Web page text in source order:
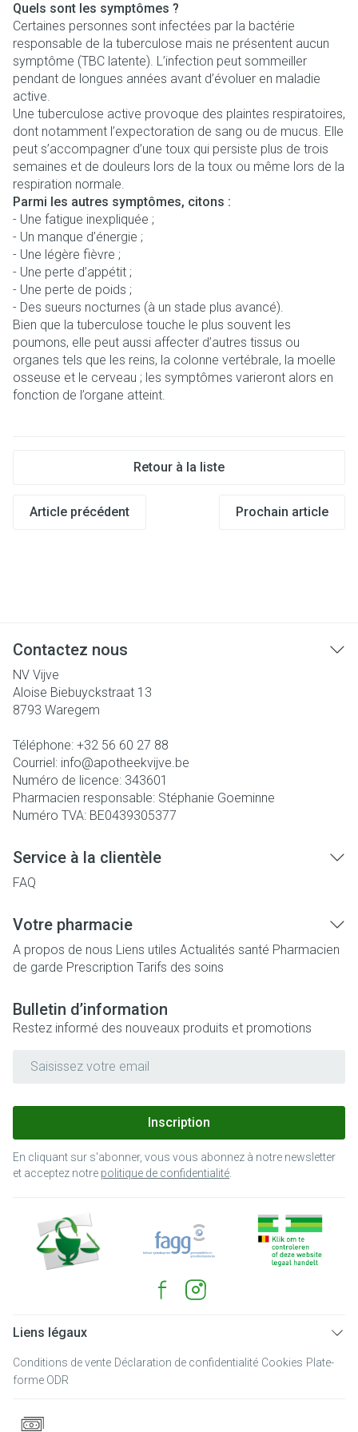
Quels sont les symptômes ?
Certaines personnes sont infectées par la bactérie
responsable de la tuberculose mais ne présentent aucun
symptôme (TBC latente). L’infection peut sommeiller
pendant de longues années avant d’évoluer en maladie
active.
Une tuberculose active provoque des plaintes respiratoires,
dont notamment l’expectoration de sang ou de mucus. Elle
peut s’accompagner d’une toux qui persiste plus de trois
semaines et de douleurs lors de la toux ou même lors de la
respiration normale.
Parmi les autres symptômes, citons :
- Une fatigue inexpliquée ;
- Un manque d’énergie ;
- Une légère fièvre ;
- Une perte d’appétit ;
- Une perte de poids ;
- Des sueurs nocturnes (à un stade plus avancé).
Bien que la tuberculose touche le plus souvent les
poumons, elle peut aussi affecter d’autres tissus ou
organes tels que les reins, la colonne vertébrale, la moelle
osseuse et le cerveau ; les symptômes varieront alors en
fonction de l’organe atteint.
Retour à la liste
Article précédent Prochain article
Contactez nous
NV Vijve
Aloise Biebuyckstraat 13
8793 Waregem
Téléphone: +32 56 60 27 88
Courriel: info@apotheekvijve.be
Numéro de licence: 343601
Pharmacien responsable: Stéphanie Goeminne
Numéro TVA: BE0439305377
Service à la clientèle
FAQ
Votre pharmacie
A propos de nous Liens utiles Actualités santé Pharmacien
de garde Prescription Tarifs des soins
Bulletin d’information
Restez informé des nouveaux produits et promotions
Inscription
En cliquant sur s'abonner, vous vous abonnez à notre newsletter
et acceptez notre politique de confidentialité
Liens légaux
Conditions de vente Déclaration de confidentialité Cookies Plate-
forme ODR